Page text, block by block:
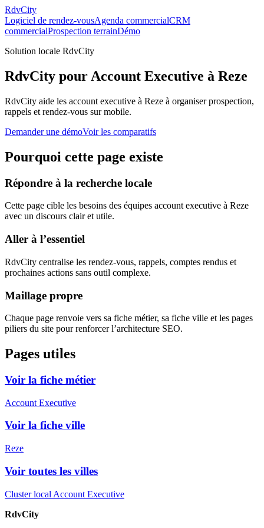
RdvCity
Logiciel de rendez-vousAgenda commercialCRM
commercialProspection terrainDémo
Solution locale RdvCity
RdvCity pour Account Executive à Reze
RdvCity aide les account executive à Reze à organiser prospection,
rappels et rendez-vous sur mobile.
Demander une démoVoir les comparatifs
Pourquoi cette page existe
Répondre à la recherche locale
Cette page cible les besoins des équipes account executive à Reze
avec un discours clair et utile.
Aller à l’essentiel
RdvCity centralise les rendez-vous, rappels, comptes rendus et
prochaines actions sans outil complexe.
Maillage propre
Chaque page renvoie vers sa fiche métier, sa fiche ville et les pages
piliers du site pour renforcer l’architecture SEO.
Pages utiles
Voir la fiche métier
Account Executive
Voir la fiche ville
Reze
Voir toutes les villes
Cluster local Account Executive
RdvCity